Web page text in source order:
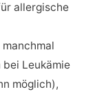
allergische
Leukämie
möglich),